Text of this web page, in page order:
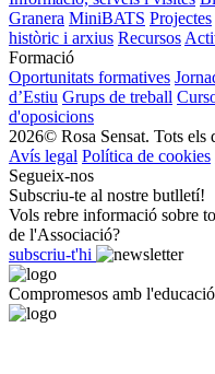
Granera MiniBATS Projectes
històric i arxius Recursos
Formació
Oportunitats formatives
d’Estiu Grups de treball
d'oposicions
2026© Rosa Sensat. Tots els
Avís legal Política de cookies
Segueix-nos
Subscriu-te al nostre butlletí!
Vols rebre informació sobre
de l'Associació?
subscriu-t'hi
Compromesos amb l'educació